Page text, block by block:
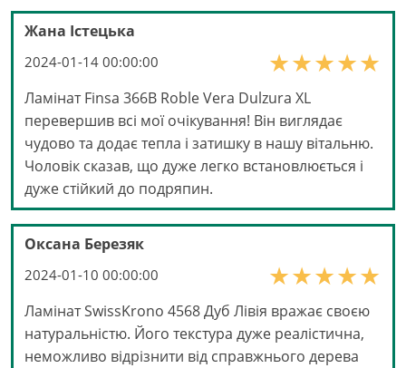
Жана Істецька
2024-01-14 00:00:00
Ламінат Finsa 366B Roble Vera Dulzura XL
перевершив всі мої очікування! Він виглядає
чудово та додає тепла і затишку в нашу вітальню.
Чоловік сказав, що дуже легко встановлюється і
дуже стійкий до подряпин.
Оксана Березяк
2024-01-10 00:00:00
Ламінат SwissKrono 4568 Дуб Лівія вражає своєю
натуральністю. Його текстура дуже реалістична,
неможливо відрізнити від справжнього дерева